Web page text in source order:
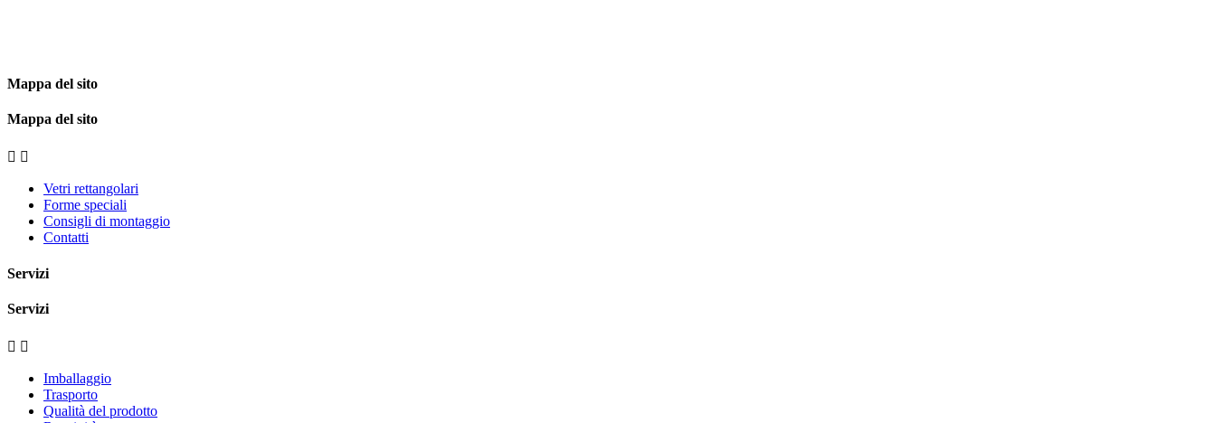
Mappa del sito
Mappa del sito
 
Vetri rettangolari
Forme speciali
Consigli di montaggio
Contatti
Servizi
Servizi
 
Imballaggio
Trasporto
Qualità del prodotto